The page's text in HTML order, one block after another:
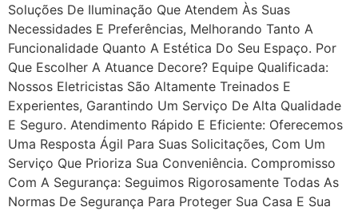
Soluções De Iluminação Que Atendem Às Suas
Necessidades E Preferências, Melhorando Tanto A
Funcionalidade Quanto A Estética Do Seu Espaço. Por
Que Escolher A Atuance Decore? Equipe Qualificada:
Nossos Eletricistas São Altamente Treinados E
Experientes, Garantindo Um Serviço De Alta Qualidade
E Seguro. Atendimento Rápido E Eficiente: Oferecemos
Uma Resposta Ágil Para Suas Solicitações, Com Um
Serviço Que Prioriza Sua Conveniência. Compromisso
Com A Segurança: Seguimos Rigorosamente Todas As
Normas De Segurança Para Proteger Sua Casa E Sua